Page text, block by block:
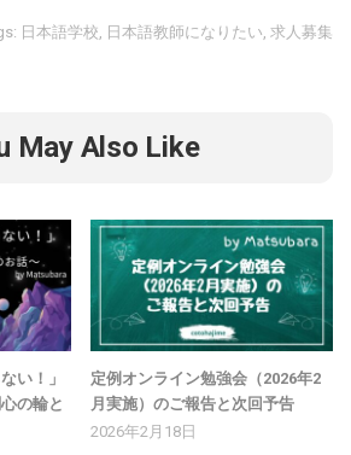
日本語学校 日本語教師になりたい 求人募集
May Also Like
い！」
の輪と
定例オンライン勉強会（2026年2
月実施）のご報告と次回予告
2026年2月18日